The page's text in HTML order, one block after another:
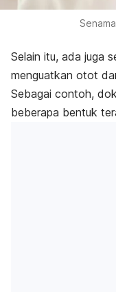
Selain itu, ada juga
menguatkan otot
Sebagai contoh,
beberapa bentuk